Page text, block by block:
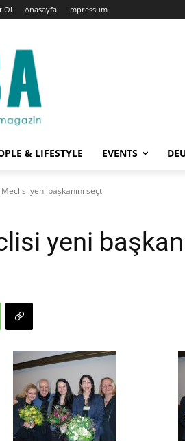
Ol Anasayfa Impressum
& LIFESTYLE EVENTS
yeni başkanını seçti
yeni